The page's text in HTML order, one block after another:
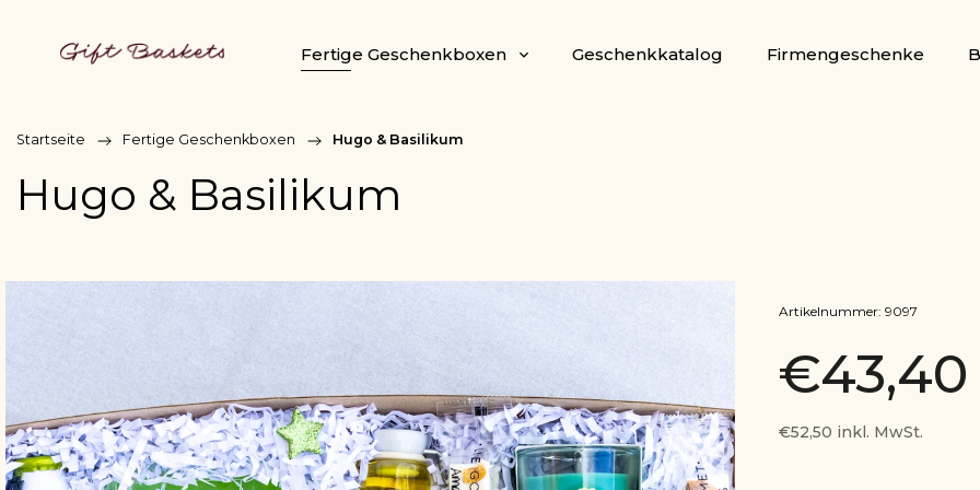
Fertige Geschenkboxen Geschenkkatalog Firmengeschenke
Startseite / Fertige Geschenkboxen / Hugo & Basilikum
Hugo & Basilikum
€52,50 inkl. MwSt.
Artikelnummer: 9097